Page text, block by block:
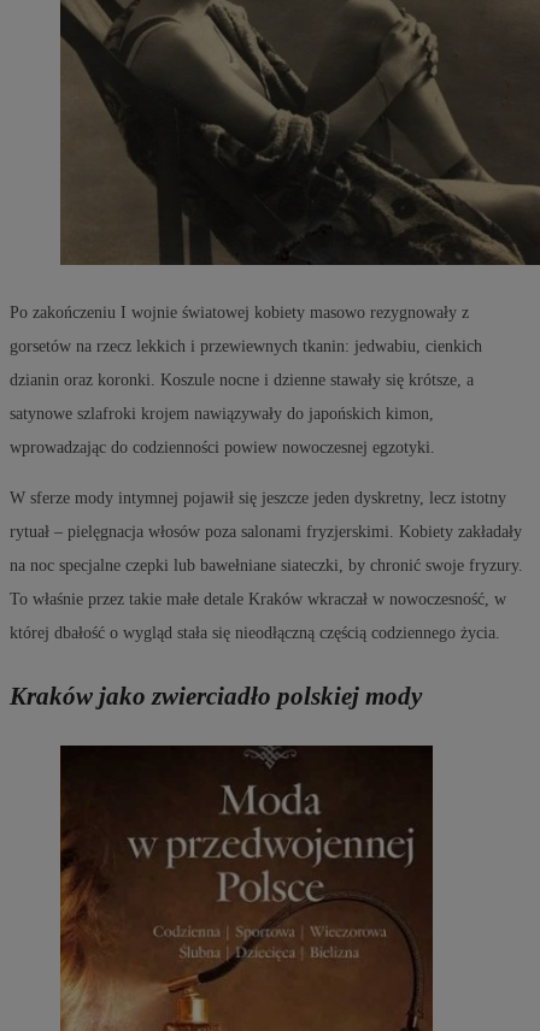
Po zakończeniu I wojnie światowej kobiety masowo rezygnowały z
gorsetów na rzecz lekkich i przewiewnych tkanin: jedwabiu, cienkich
dzianin oraz koronki. Koszule nocne i dzienne stawały się krótsze, a
satynowe szlafroki krojem nawiązywały do japońskich kimon,
wprowadzając do codzienności powiew nowoczesnej egzotyki.
W sferze mody intymnej pojawił się jeszcze jeden dyskretny, lecz istotny
rytuał – pielęgnacja włosów poza salonami fryzjerskimi. Kobiety zakładały
na noc specjalne czepki lub bawełniane siateczki, by chronić swoje fryzury.
To właśnie przez takie małe detale Kraków wkraczał w nowoczesność, w
której dbałość o wygląd stała się nieodłączną częścią codziennego życia.
Kraków jako zwierciadło polskiej mody